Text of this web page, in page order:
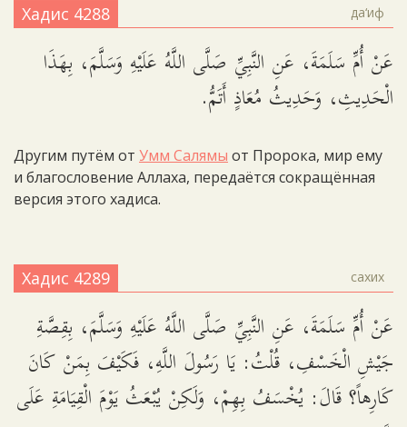
Хадис 4288 да‘иф
عَنْ أُمِّ سَلَمَةَ، عَنِ النَّبِيِّ صَلَّى اللَّهُ عَلَيْهِ وَسَلَّمَ، بِهَذَا
الْحَدِيثِ، وَحَدِيثُ مُعَاذٍ أَتَمُّ.
Другим путём от Умм Салямы от Пророка, мир ему
и благословение Аллаха, передаётся сокращённая
версия этого хадиса.
Хадис 4289 сахих
عَنْ أُمِّ سَلَمَةَ، عَنِ النَّبِيِّ صَلَّى اللَّهُ عَلَيْهِ وَسَلَّمَ، بِقِصَّةِ
جَيْشِ الْخَسْفِ، قُلْتُ: يَا رَسُولَ اللَّهِ، فَكَيْفَ بِمَنْ كَانَ
كَارِهاً؟ قَالَ: يُخْسَفُ بِهِمْ، وَلَكِنْ يُبْعَثُ يَوْمَ الْقِيَامَةِ عَلَى